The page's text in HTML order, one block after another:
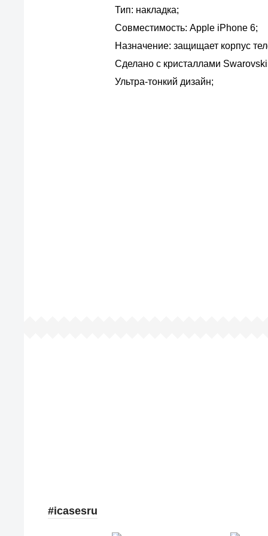
Тип: накладка;
Совместимость: Apple iPhone 6;
Назначение: защищает корпус
Сделано с кристаллами
Ультра-тонкий дизайн;
#icasesru